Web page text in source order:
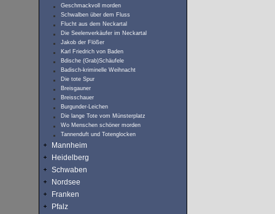
Geschmackvoll morden
Schwalben über dem Fluss
Flucht aus dem Neckartal
Die Seelenverkäufer im Neckartal
Jakob der Flößer
Karl Friedrich von Baden
Bdische (Grab)Schäufele
Badisch-kriminelle Weihnacht
Die tote Spur
Breisgauner
Breisschauer
Burgunder-Leichen
Die lange Tote vom Münsterplatz
Wo Menschen schöner morden
Tannenduft und Totenglocken
Mannheim
Heidelberg
Schwaben
Nordsee
Franken
Pfalz